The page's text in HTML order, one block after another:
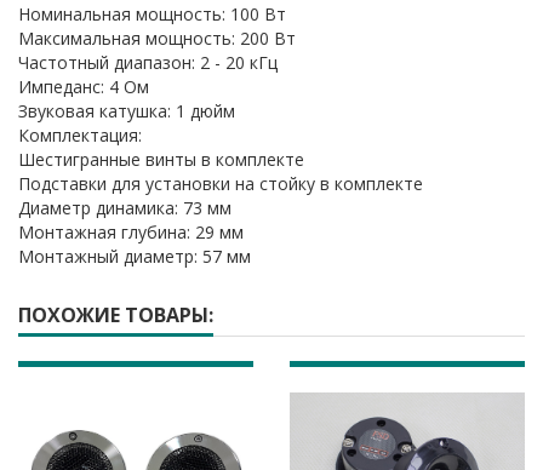
Номинальная мощность: 100 Вт
Максимальная мощность: 200 Вт
Частотный диапазон: 2 - 20 кГц
Импеданс: 4 Ом
Звуковая катушка: 1 дюйм
Комплектация:
Шестигранные винты в комплекте
Подставки для установки на стойку в комплекте
Диаметр динамика: 73 мм
Монтажная глубина: 29 мм
Монтажный диаметр: 57 мм
ПОХОЖИЕ ТОВАРЫ: